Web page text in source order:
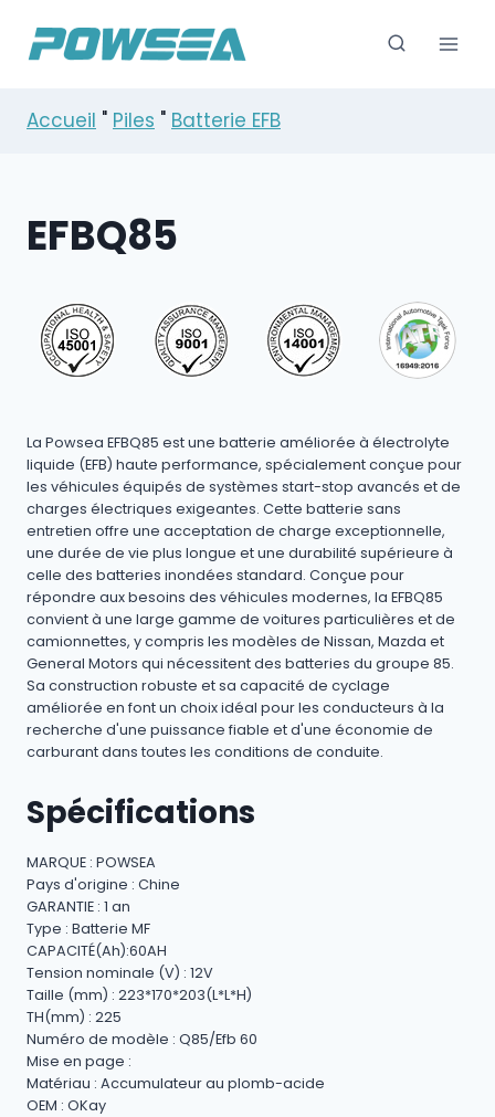
Accueil " Piles " Batterie EFB
EFBQ85
La Powsea EFBQ85 est une batterie améliorée à électrolyte
liquide (EFB) haute performance, spécialement conçue pour
les véhicules équipés de systèmes start-stop avancés et de
charges électriques exigeantes. Cette batterie sans
entretien offre une acceptation de charge exceptionnelle,
une durée de vie plus longue et une durabilité supérieure à
celle des batteries inondées standard. Conçue pour
répondre aux besoins des véhicules modernes, la EFBQ85
convient à une large gamme de voitures particulières et de
camionnettes, y compris les modèles de Nissan, Mazda et
General Motors qui nécessitent des batteries du groupe 85.
Sa construction robuste et sa capacité de cyclage
améliorée en font un choix idéal pour les conducteurs à la
recherche d'une puissance fiable et d'une économie de
carburant dans toutes les conditions de conduite.
Spécifications
MARQUE : POWSEA
Pays d'origine : Chine
GARANTIE : 1 an
Type : Batterie MF
CAPACITÉ(Ah):60AH
Tension nominale (V) : 12V
Taille (mm) : 223*170*203(L*L*H)
TH(mm) : 225
Numéro de modèle : Q85/Efb 60
Mise en page :
Matériau : Accumulateur au plomb-acide
OEM : OKay